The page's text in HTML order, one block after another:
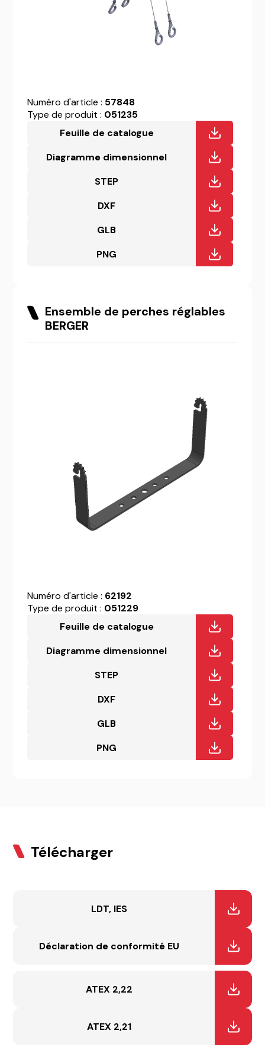
Numéro d'article : 57848
Type de produit : 051235
Feuille de catalogue
Diagramme dimensionnel
STEP
DXF
GLB
PNG
Ensemble de perches réglables
BERGER
Numéro d'article : 62192
Type de produit : 051229
Feuille de catalogue
Diagramme dimensionnel
STEP
DXF
GLB
PNG
Télécharger
LDT, IES
Déclaration de conformité EU
ATEX 2,22
ATEX 2,21